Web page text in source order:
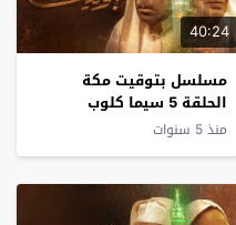
40:24
مسلسل بتوقيت مكة
الحلقة 5 سيما كلوب
منذ 5 سنوات